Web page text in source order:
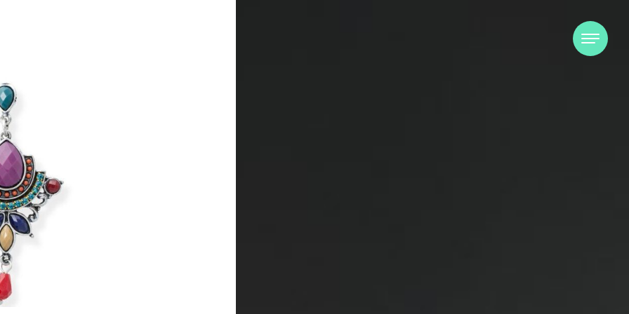
est, les animaux, les rencontres, la
mode. En général, le site relaye ce
qu’il se passe dans
Bonne lecture à tous !